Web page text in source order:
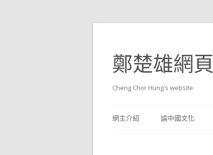
鄭楚雄網頁
Cheng Chor Hung's website
網主介紹
論中國文化